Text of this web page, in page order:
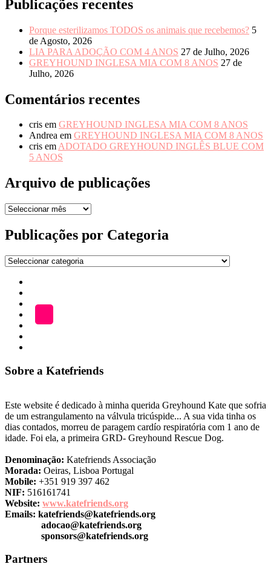
Publicações recentes
Porque esterilizamos TODOS os animais que recebemos? 5
de Agosto, 2026
LIA PARA ADOÇÃO COM 4 ANOS 27 de Julho, 2026
GREYHOUND INGLESA MIA COM 8 ANOS 27 de
Julho, 2026
Comentários recentes
cris em GREYHOUND INGLESA MIA COM 8 ANOS
Andrea em GREYHOUND INGLESA MIA COM 8 ANOS
cris emADOTADO GREYHOUND INGLÊS BLUE COM
5 ANOS
Arquivo de publicações
Arquivo
publicações
Publicações por Categoria
Publicações
Categoria
ADOÇÃO
LOJA
Sobre a Katefriends
Este website é dedicado à minha querida Greyhound Kate que sofria
de um estrangulamento na válvula tricúspide... A sua vida tinha os
dias contados, morreu de paragem cardío respiratória com 1 ano de
idade. Foi ela, a primeira GRD- Greyhound Rescue Dog.
Denominação: Katefriends Associação
Morada: Oeiras, Lisboa Portugal
Mobile: +351 919 397 462
NIF: 516161741
Website: www.katefriends.org
Emails: katefriends@katefriends.org
adocao@katefriends.org
sponsors@katefriends.org
Partners